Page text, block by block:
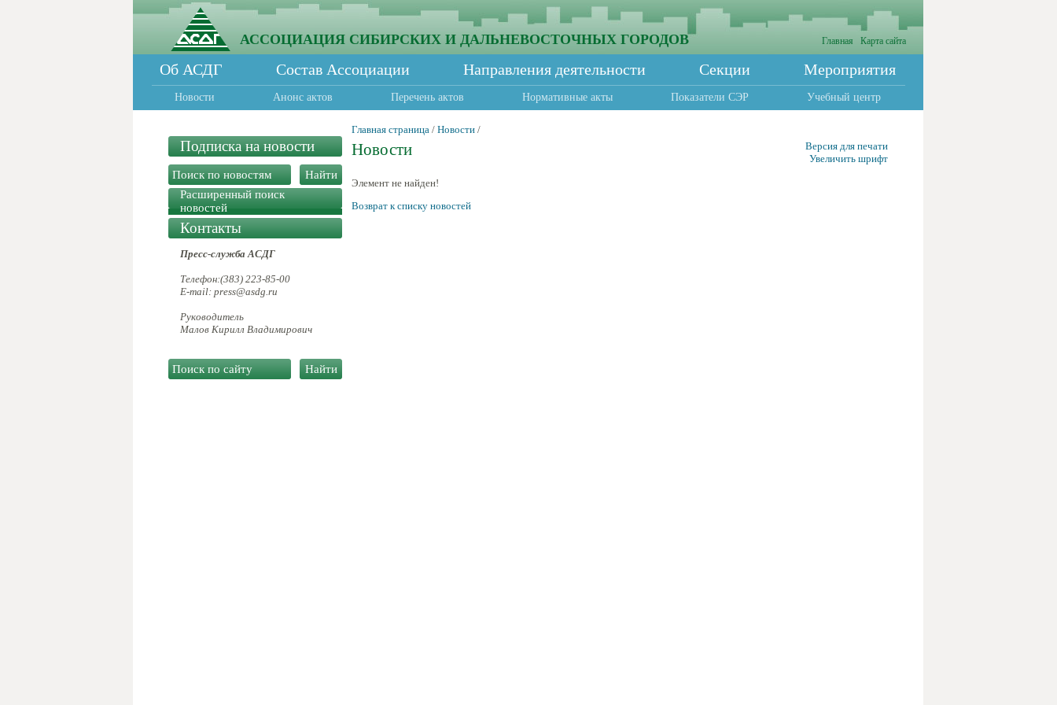
АССОЦИАЦИЯ СИБИРСКИХ И ДАЛЬНЕВОСТОЧНЫХ ГОРОДОВ Главная Карта сайта
Об АСДГ Состав Ассоциации Направления деятельности Секции Мероприятия
Новости Анонс актов Перечень актов Нормативные акты Показатели СЭР Учебный центр
Подписка на новости
Расширенный поиск
новостей
Контакты
Пресс-служба АСДГ
Телефон:(383) 223-85-00
E-mail: press@asdg.ru
Руководитель
Малов Кирилл Владимирович
Главная страница / Новости /
Новости
Версия для печати
Увеличить шрифт
Элемент не найден!
Возврат к списку новостей